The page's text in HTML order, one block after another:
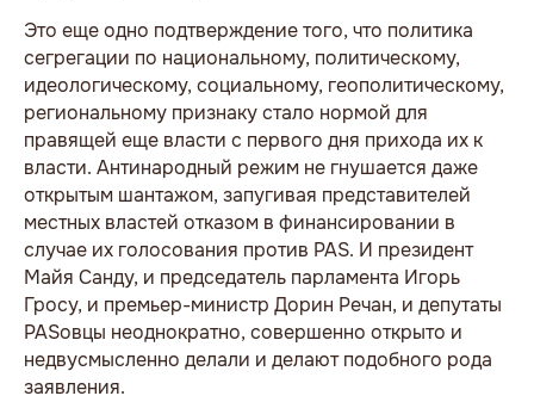
Это еще одно подтверждение того, что политика
сегрегации по национальному, политическому,
идеологическому, социальному, геополитическому,
региональному признаку стало нормой для
правящей еще власти с первого дня прихода их к
власти. Антинародный режим не гнушается даже
открытым шантажом, запугивая представителей
местных властей отказом в финансировании в
случае их голосования против PAS. И президент
Майя Санду, и председатель парламента Игорь
Гросу, и премьер-министр Дорин Речан, и депутаты
PASовцы неоднократно, совершенно открыто и
недвусмысленно делали и делают подобного рода
заявления.